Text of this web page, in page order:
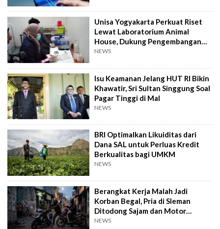
Unisa Yogyakarta Perkuat Riset
Lewat Laboratorium Animal
House, Dukung Pengembangan
Kandidat Obat
NEWS
Isu Keamanan Jelang HUT RI Bikin
Khawatir, Sri Sultan Singgung Soal
Pagar Tinggi di Mal
NEWS
BRI Optimalkan Likuiditas dari
Dana SAL untuk Perluas Kredit
Berkualitas bagi UMKM
NEWS
Berangkat Kerja Malah Jadi
Korban Begal, Pria di Sleman
Ditodong Sajam dan Motor
Digasak
NEWS